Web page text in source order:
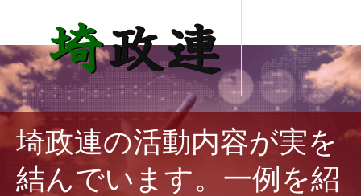
埼政連の活動内容が実を
結んでいます。一例を紹